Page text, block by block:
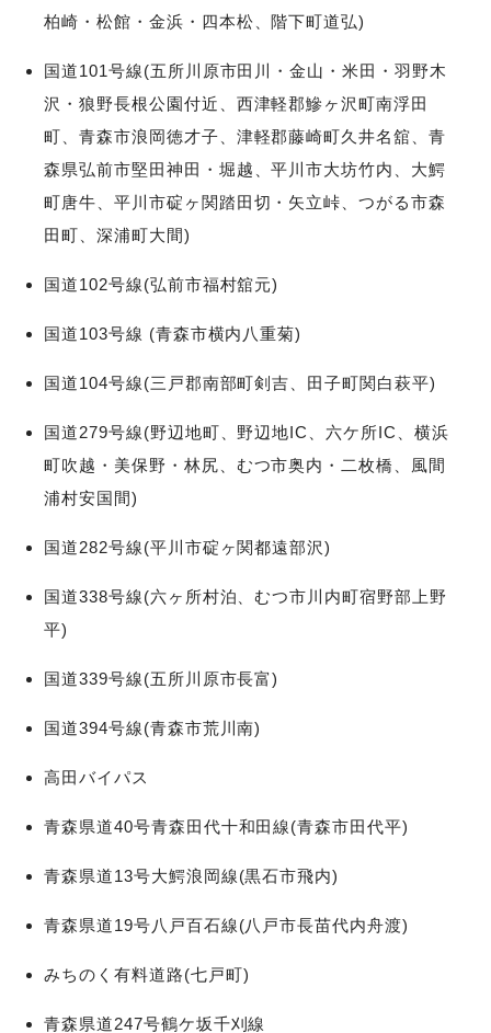
柏崎・松館・金浜・四本松、階下町道弘)
国道101号線(五所川原市田川・金山・米田・羽野木
沢・狼野長根公園付近、西津軽郡鰺ヶ沢町南浮田
町、青森市浪岡徳才子、津軽郡藤崎町久井名舘、青
森県弘前市堅田神田・堀越、平川市大坊竹内、大鰐
町唐牛、平川市碇ヶ関踏田切・矢立峠、つがる市森
田町、深浦町大間)
国道102号線(弘前市福村舘元)
国道103号線 (青森市横内八重菊)
国道104号線(三戸郡南部町剣吉、田子町関白萩平)
国道279号線(野辺地町、野辺地IC、六ケ所IC、横浜
町吹越・美保野・林尻、むつ市奥内・二枚橋、風間
浦村安国間)
国道282号線(平川市碇ヶ関都遠部沢)
国道338号線(六ヶ所村泊、むつ市川内町宿野部上野
平)
国道339号線(五所川原市長富)
国道394号線(青森市荒川南)
高田バイパス
青森県道40号青森田代十和田線(青森市田代平)
青森県道13号大鰐浪岡線(黒石市飛内)
青森県道19号八戸百石線(八戸市長苗代内舟渡)
みちのく有料道路(七戸町)
青森県道247号鶴ケ坂千刈線